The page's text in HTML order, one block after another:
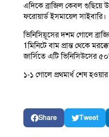
এদিকে ব্রাজিল কেবল গুছিয়ে
ফরোয়ার্ড ইসমায়েল সাইবারি।
ভিনিসিয়ূসের দশম গোলে
1মিনিটে বাম প্রান্ত থেকে
জার্সিতে এটি ভিনিসিউসের
১-১ গোলে প্রথমার্ধ শেষ
Share Tweet